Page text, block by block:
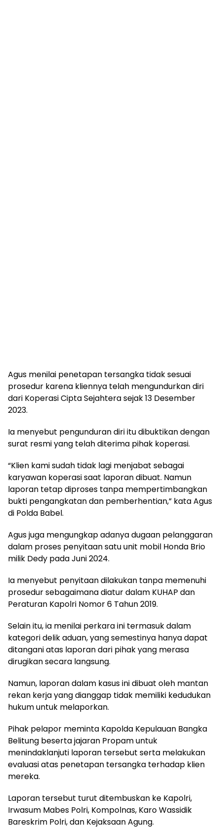
Agus menilai penetapan tersangka tidak sesuai
prosedur karena kliennya telah mengundurkan diri
dari Koperasi Cipta Sejahtera sejak 13 Desember
2023.
Ia menyebut pengunduran diri itu dibuktikan dengan
surat resmi yang telah diterima pihak koperasi.
“Klien kami sudah tidak lagi menjabat sebagai
karyawan koperasi saat laporan dibuat. Namun
laporan tetap diproses tanpa mempertimbangkan
bukti pengangkatan dan pemberhentian,” kata Agus
di Polda Babel.
Agus juga mengungkap adanya dugaan pelanggaran
dalam proses penyitaan satu unit mobil Honda Brio
milik Dedy pada Juni 2024.
Ia menyebut penyitaan dilakukan tanpa memenuhi
prosedur sebagaimana diatur dalam KUHAP dan
Peraturan Kapolri Nomor 6 Tahun 2019.
Selain itu, ia menilai perkara ini termasuk dalam
kategori delik aduan, yang semestinya hanya dapat
ditangani atas laporan dari pihak yang merasa
dirugikan secara langsung.
Namun, laporan dalam kasus ini dibuat oleh mantan
rekan kerja yang dianggap tidak memiliki kedudukan
hukum untuk melaporkan.
Pihak pelapor meminta Kapolda Kepulauan Bangka
Belitung beserta jajaran Propam untuk
menindaklanjuti laporan tersebut serta melakukan
evaluasi atas penetapan tersangka terhadap klien
mereka.
Laporan tersebut turut ditembuskan ke Kapolri,
Irwasum Mabes Polri, Kompolnas, Karo Wassidik
Bareskrim Polri, dan Kejaksaan Agung.